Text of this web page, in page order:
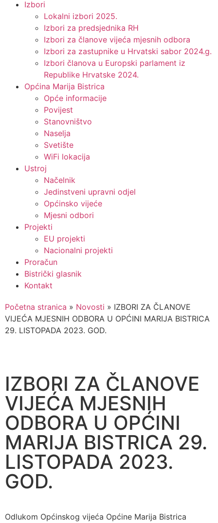
Izbori
Lokalni izbori 2025.
Izbori za predsjednika RH
Izbori za članove vijeća mjesnih odbora
Izbori za zastupnike u Hrvatski sabor 2024.g.
Izbori članova u Europski parlament iz
Republike Hrvatske 2024.
Općina Marija Bistrica
Opće informacije
Povijest
Stanovništvo
Naselja
Svetište
WiFi lokacija
Ustroj
Načelnik
Jedinstveni upravni odjel
Općinsko vijeće
Mjesni odbori
Projekti
EU projekti
Nacionalni projekti
Proračun
Bistrički glasnik
Kontakt
Početna stranica » Novosti » IZBORI ZA ČLANOVE
VIJEĆA MJESNIH ODBORA U OPĆINI MARIJA BISTRICA
29. LISTOPADA 2023. GOD.
IZBORI ZA ČLANOVE
VIJEĆA MJESNIH
ODBORA U OPĆINI
MARIJA BISTRICA 29.
LISTOPADA 2023.
GOD.
Odlukom Općinskog vijeća Općine Marija Bistrica